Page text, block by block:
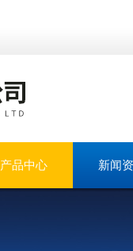
产品中心 新闻